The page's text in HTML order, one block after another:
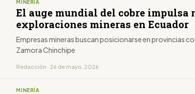
MINERÍA
El auge mundial del cobre impulsa
exploraciones mineras en Ecuador
Empresas mineras buscan posicionarse en provincias
Zamora Chinchipe
Redacción · 26 de mayo, 2026
MINERÍA